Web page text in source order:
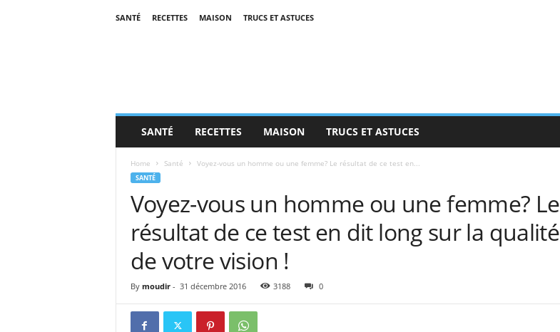
SANTÉ RECETTES MAISON TRUCS ET ASTUCES
SANTÉ RECETTES MAISON TRUCS ET ASTUCES
Home Santé Voyez-vous un homme ou une femme? Le résultat de ce test en...
SANTÉ
Voyez-vous un homme ou une femme? Le
résultat de ce test en dit long sur la qualité
de votre vision !
By moudir- 31 décembre 2016 3188 0